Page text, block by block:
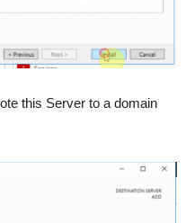
this Server to a domain